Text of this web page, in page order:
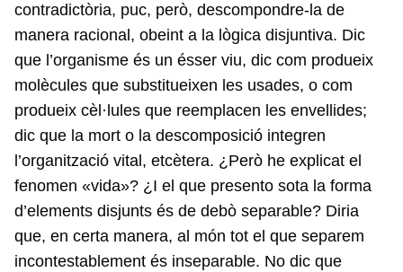
contradictòria, puc, però, descompondre-la de
manera racional, obeint a la lògica disjuntiva. Dic
que l’organisme és un ésser viu, dic com produeix
molècules que substitueixen les usades, o com
produeix cèl·lules que reemplacen les envellides;
dic que la mort o la descomposició integren
l’organització vital, etcètera. ¿Però he explicat el
fenomen «vida»? ¿I el que presento sota la forma
d’elements disjunts és de debò separable? Diria
que, en certa manera, al món tot el que separem
incontestablement és inseparable. No dic que